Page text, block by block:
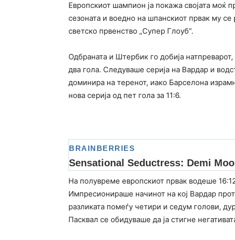
Европскиот шампион ја покажа својата моќ
сезоната и воедно на шпанскиот првак му
светско првенство „Супер Глоуб“.
Одбраната и Штербик го добија
два гола. Следуваше серија на Вардар и
доминира на теренот, иако Барселона
нова серија од пет гола за 11:6.
На полувреме европскиот првак водеше
Импресионираше начинот на кој Вардар
разликата помеѓу четири и седум голови,
Пасквал се обидуваше да ја стигне